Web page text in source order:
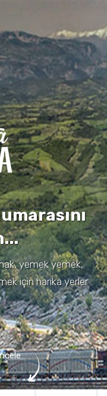
yemek yemek,
için harika yerler